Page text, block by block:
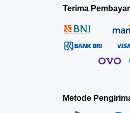
Terima
Metode